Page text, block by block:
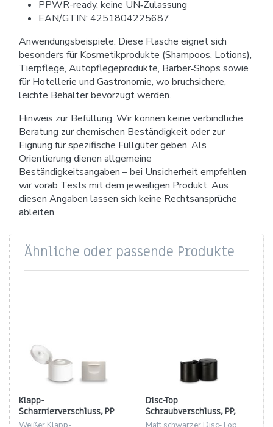
PPWR-ready, keine UN‑Zulassung
EAN/GTIN: 4251804225687
Anwendungsbeispiele: Diese Flasche eignet sich
besonders für Kosmetikprodukte (Shampoos, Lotions),
Tierpflege, Autopflegeprodukte, Barber‑Shops sowie
für Hotellerie und Gastronomie, wo bruchsichere,
leichte Behälter bevorzugt werden.
Hinweis zur Befüllung: Wir können keine verbindliche
Beratung zur chemischen Beständigkeit oder zur
Eignung für spezifische Füllgüter geben. Als
Orientierung dienen allgemeine
Beständigkeitsangaben – bei Unsicherheit empfehlen
wir vorab Tests mit dem jeweiligen Produkt. Aus
diesen Angaben lassen sich keine Rechtsansprüche
ableiten.
Ähnliche oder passende Produkte
Klapp-
Scharnierverschluss, PP
weiß, Gewinde 24/410,
Disc-Top
Schraubverschluss, PP,
matt schwarz, Gewinde